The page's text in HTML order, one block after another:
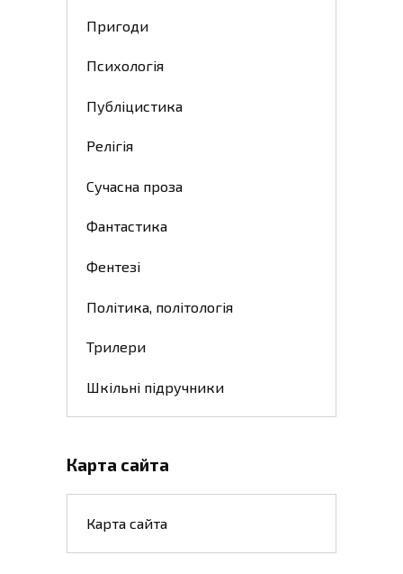
Пригоди
Психологія
Публіцистика
Релігія
Сучасна проза
Фантастика
Фентезі
Політика, політологія
Трилери
Шкільні підручники
Карта сайта
Карта сайта